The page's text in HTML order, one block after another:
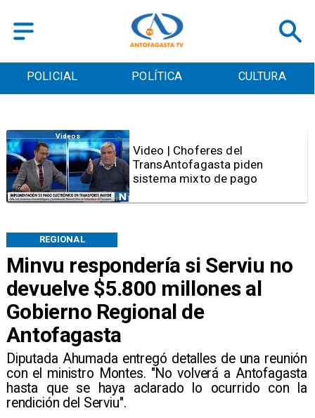
POLICIAL POLÍTICA CULTURA
Minvu respondería si Serviu no
devuelve $5.800 millones al
Gobierno Regional de
Antofagasta
Diputada Ahumada entregó detalles de una reunión
con el ministro Montes. "No volverá a Antofagasta
hasta que se haya aclarado lo ocurrido con la
rendición del Serviu".
REGIONAL
Videos
Video | Choferes del
TransAntofagasta piden
sistema mixto de pago